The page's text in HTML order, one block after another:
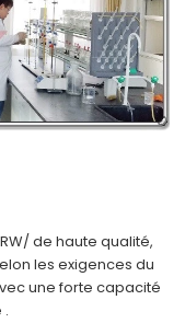
de haute qualité,
les exigences du
une forte capacité
.